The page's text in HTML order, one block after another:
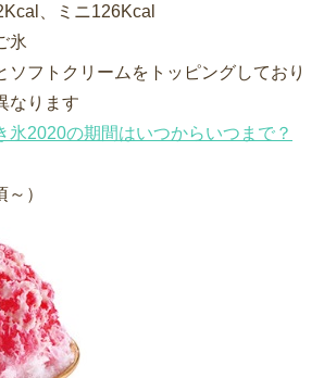
、ミニ126Kcal
氷
ソフトクリームをトッピングしており
なります
氷2020の期間はいつからいつまで？
）